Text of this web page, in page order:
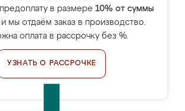
в размере 10% от суммы
и мы отдаём заказ в производство.
оплата в рассрочку без %.
УЗНАТЬ О РАССРОЧКЕ